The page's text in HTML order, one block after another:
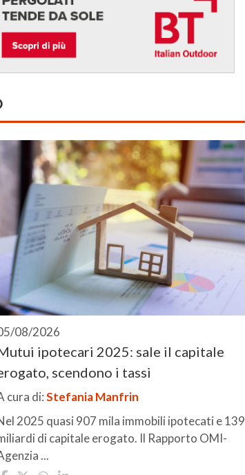
08/2026
ipotecari 2025: sale il capitale
scendono i tassi
cura di:Stefania Manfrin
2025 quasi 907 mila immobili ipotecati e 139
di capitale erogato. Il Rapporto OMI-
...